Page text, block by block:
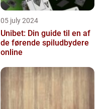
05 july 2024
Unibet: Din guide til en af
de førende spiludbydere
online